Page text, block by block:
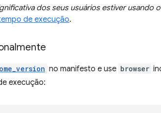
dos seus usuários estiver usando
de execução.
no manifesto e use browser
execução: